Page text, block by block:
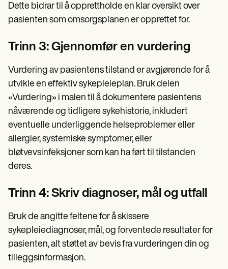
Dette bidrar til å opprettholde en klar oversikt over
pasienten som omsorgsplanen er opprettet for.
Trinn 3: Gjennomfør en vurdering
Vurdering av pasientens tilstand er avgjørende for å
utvikle en effektiv sykepleieplan. Bruk delen
«Vurdering» i malen til å dokumentere pasientens
nåværende og tidligere sykehistorie, inkludert
eventuelle underliggende helseproblemer eller
allergier, systemiske symptomer, eller
bløtvevsinfeksjoner som kan ha ført til tilstanden
deres.
Trinn 4: Skriv diagnoser, mål og utfall
Bruk de angitte feltene for å skissere
sykepleiediagnoser, mål, og forventede resultater for
pasienten, alt støttet av bevis fra vurderingen din og
tilleggsinformasjon.